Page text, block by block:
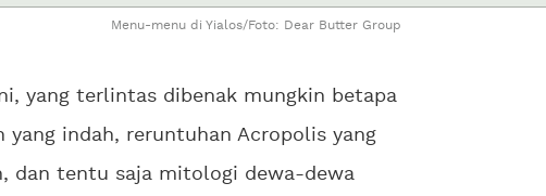
Menu-menu di Yialos/Foto: Dear Butter Group
yang terlintas dibenak mungkin betapa
indah, reruntuhan Acropolis yang
dan tentu saja mitologi dewa-dewa